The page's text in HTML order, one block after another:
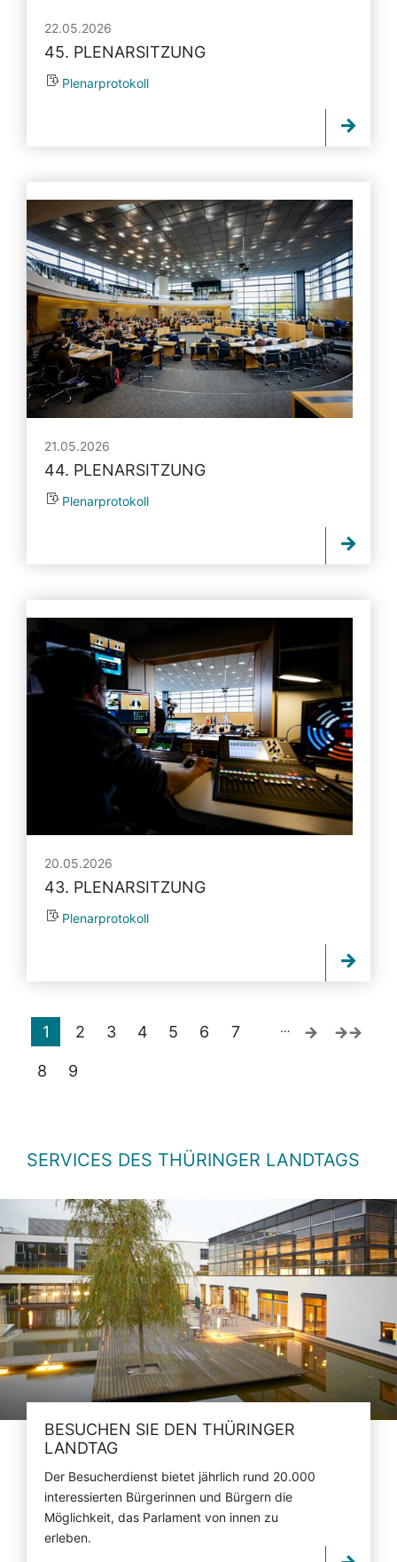
22.05.2026
45. PLENARSITZUNG
Plenarprotokoll
21.05.2026
44. PLENARSITZUNG
Plenarprotokoll
20.05.2026
43. PLENARSITZUNG
Plenarprotokoll
1 2 3 4 5 6 7
8 9
…
SERVICES DES THÜRINGER LANDTAGS
BESUCHEN SIE DEN THÜRINGER
LANDTAG
Der Besucherdienst bietet jährlich rund 20.000
interessierten Bürgerinnen und Bürgern die
Möglichkeit, das Parlament von innen zu
erleben.